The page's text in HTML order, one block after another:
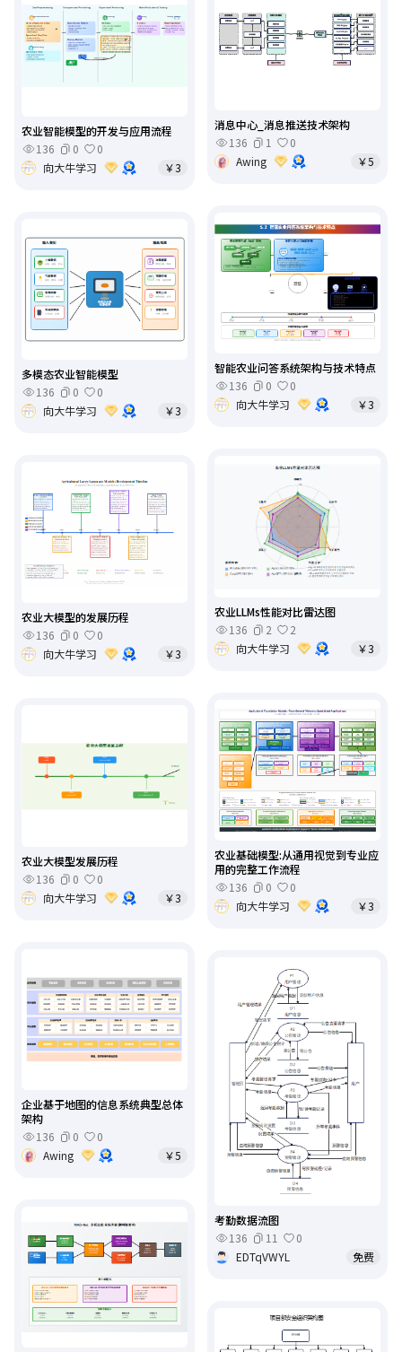
消息中心_消息推送技术架构
136
1
0
Awing
￥5
农业智能模型的开发与应用流程
136
0
0
向大牛学习
￥3
智能农业问答系统架构与技术特点
136
0
0
向大牛学习
￥3
多模态农业智能模型
136
0
0
向大牛学习
￥3
农业LLMs性能对比雷达图
136
2
2
向大牛学习
￥3
农业大模型的发展历程
136
0
0
向大牛学习
￥3
农业基础模型:从通用视觉到专业应
用的完整工作流程
136
0
0
向大牛学习
￥3
农业大模型发展历程
136
0
0
向大牛学习
￥3
企业基于地图的信息系统典型总体
架构
136
0
0
Awing
￥5
考勤数据流图
136
11
0
EDTqVWYL
免费